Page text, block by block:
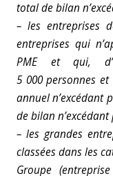
total de bilan
– les entreprises
entreprises qui
PME et qui,
5 000 personnes
annuel n’excédant
de bilan
– les grandes
classées dans les
Groupe (entreprise